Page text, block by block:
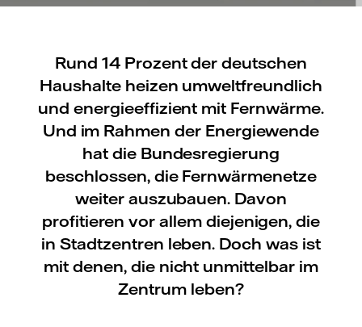
Rund 14 Prozent der deutschen
Haushalte heizen umweltfreundlich
und energieeffizient mit Fernwärme.
Und im Rahmen der Energiewende
hat die Bundesregierung
beschlossen, die Fernwärmenetze
weiter auszubauen. Davon
profitieren vor allem diejenigen, die
in Stadtzentren leben. Doch was ist
mit denen, die nicht unmittelbar im
Zentrum leben?